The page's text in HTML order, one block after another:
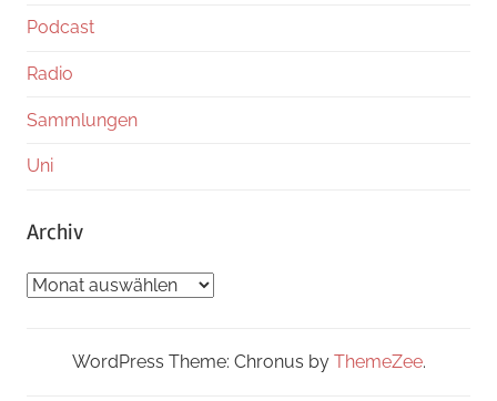
Podcast
Radio
Sammlungen
Uni
Archiv
Archiv
WordPress Theme: Chronus by ThemeZee.